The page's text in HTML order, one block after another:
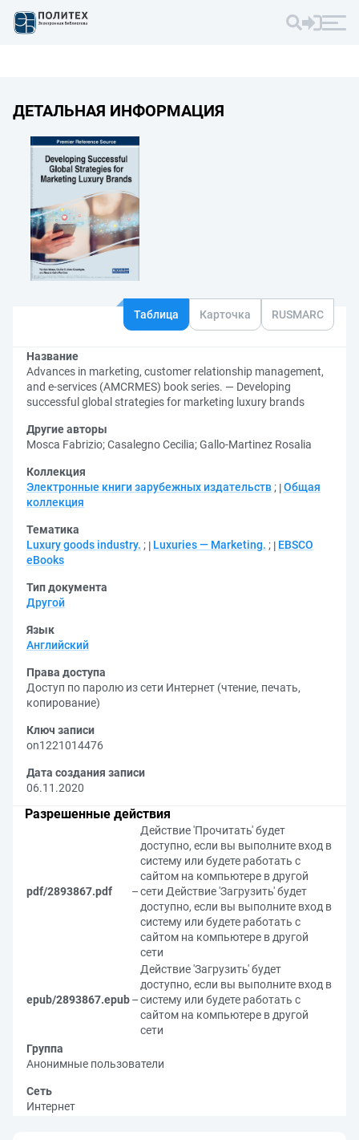
ДЕТАЛЬНАЯ ИНФОРМАЦИЯ
Таблица Карточка RUSMARC
Название
Advances in marketing, customer relationship management,
and e-services (AMCRMES) book series. — Developing
successful global strategies for marketing luxury brands
Другие авторы
Mosca Fabrizio;Casalegno Cecilia;Gallo-Martinez Rosalia
Коллекция
Электронные книги зарубежных издательств ; Общая
коллекция
Тематика
Luxury goods industry. ; Luxuries — Marketing. ;
EBSCO
eBooks
Тип документа
Другой
Язык
Английский
Права доступа
Доступ по паролю из сети Интернет (чтение, печать,
копирование)
Ключ записи
on1221014476
Дата создания записи
06.11.2020
Разрешенные действия
pdf/2893867.pdf –
Действие 'Прочитать' будет
доступно, если вы выполните вход в
систему или будете работать с
сайтом на компьютере в другой
сети Действие 'Загрузить' будет
доступно, если вы выполните вход в
систему или будете работать с
сайтом на компьютере в другой
сети
epub/2893867.epub–
Действие 'Загрузить' будет
доступно, если вы выполните вход в
систему или будете работать с
сайтом на компьютере в другой
сети
Группа
Анонимные пользователи
Сеть
Интернет